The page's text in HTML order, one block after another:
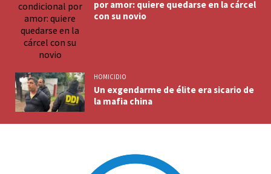
por amor: quiere quedarse en la cárcel
con su novio
HOMICIDIO
Un exgendarme de élite era sicario de
la mafia china